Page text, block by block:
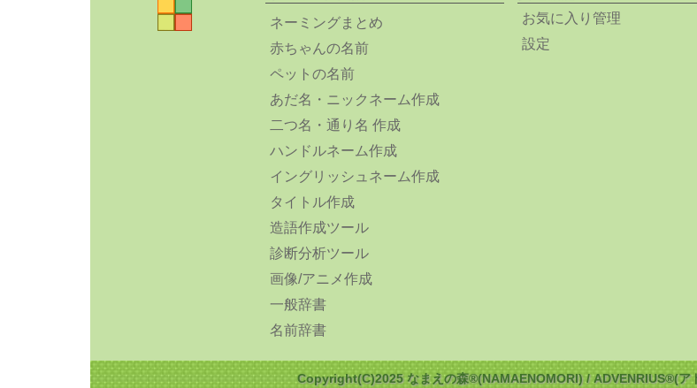
ネーミングまとめ
赤ちゃんの名前
ペットの名前
あだ名・ニックネーム作成
二つ名・通り名 作成
ハンドルネーム作成
イングリッシュネーム作成
タイトル作成
造語作成ツール
診断分析ツール
画像/アニメ作成
一般辞書
名前辞書
お気に入り管理
設定
Copyright(C)2025 なまえの森®(NAMAENOMORI) / ADVENRIUS®(